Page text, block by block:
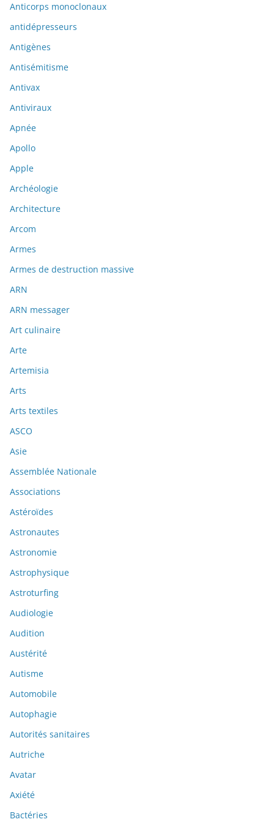
Anticorps monoclonaux
antidépresseurs
Antigènes
Antisémitisme
Antivax
Antiviraux
Apnée
Apollo
Apple
Archéologie
Architecture
Arcom
Armes
Armes de destruction massive
ARN
ARN messager
Art culinaire
Arte
Artemisia
Arts
Arts textiles
ASCO
Asie
Assemblée Nationale
Associations
Astéroïdes
Astronautes
Astronomie
Astrophysique
Astroturfing
Audiologie
Audition
Austérité
Autisme
Automobile
Autophagie
Autorités sanitaires
Autriche
Avatar
Axiété
Bactéries